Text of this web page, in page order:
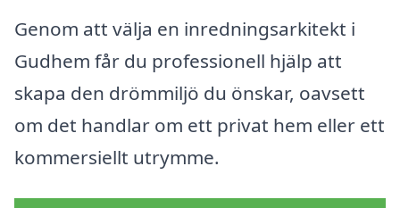
Genom att välja en inredningsarkitekt i
Gudhem får du professionell hjälp att
skapa den drömmiljö du önskar, oavsett
om det handlar om ett privat hem eller ett
kommersiellt utrymme.